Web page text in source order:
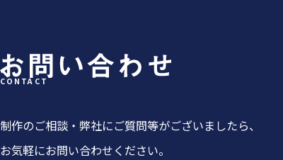
CONTACT
制作のご相談・弊社にご質問等がございましたら、
お気軽にお問い合わせください。